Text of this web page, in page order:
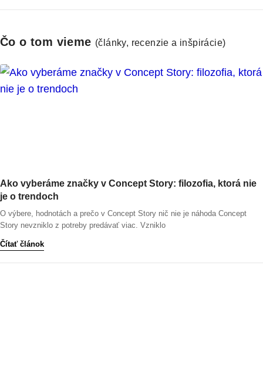
Čo o tom vieme (články, recenzie a inšpirácie)
Ako vyberáme značky v Concept Story: filozofia, ktorá nie
je o trendoch
O výbere, hodnotách a prečo v Concept Story nič nie je náhoda Concept
Story nevzniklo z potreby predávať viac. Vzniklo
Čítať článok